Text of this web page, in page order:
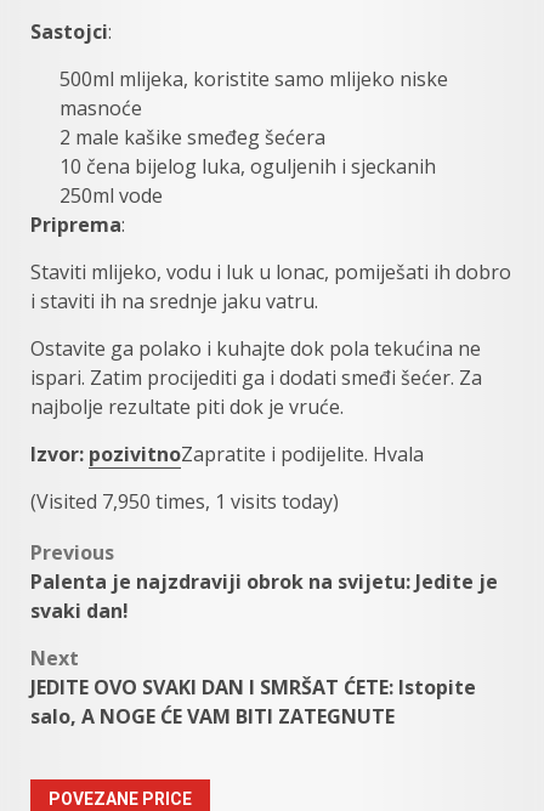
Sastojci:
500ml mlijeka, koristite samo mlijeko niske
masnoće
2 male kašike smeđeg šećera
10 čena bijelog luka, oguljenih i sjeckanih
250ml vode
Priprema:
Staviti mlijeko, vodu i luk u lonac, pomiješati ih dobro
i staviti ih na srednje jaku vatru.
Ostavite ga polako i kuhajte dok pola tekućina ne
ispari. Zatim procijediti ga i dodati smeđi šećer. Za
najbolje rezultate piti dok je vruće.
Izvor: pozivitnoZapratite i podijelite. Hvala
(Visited 7,950 times, 1 visits today)
Post
navigation
Previous
Palenta je najzdraviji obrok na svijetu: Jedite je
svaki dan!
Next
JEDITE OVO SVAKI DAN I SMRŠAT ĆETE: Istopite
salo, A NOGE ĆE VAM BITI ZATEGNUTE
POVEZANE PRICE